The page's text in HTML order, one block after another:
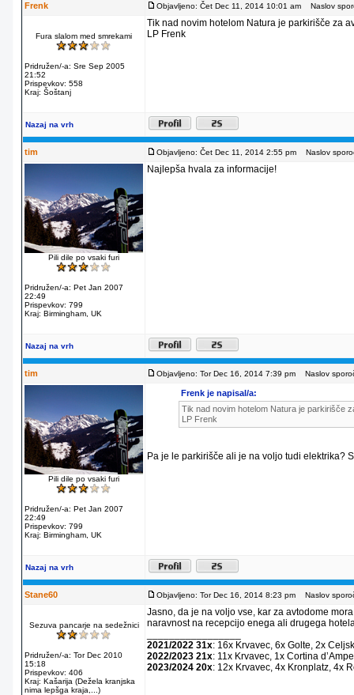
Frenk Objavljeno: Čet Dec 11, 2014 10:01 am Naslov
Fura slalom med smrekami
Pridružen/-a: Sre Sep 2005
21:52
Prispevkov: 558
Kraj: Šoštanj
Tik nad novim hotelom Natura je parkirišče za
LP Frenk
Nazaj na vrh
tim Objavljeno: Čet Dec 11, 2014 2:55 pm Naslov
Pili dile po vsaki furi
Pridružen/-a: Pet Jan 2007
22:49
Prispevkov: 799
Kraj: Birmingham, UK
Najlepša hvala za informacije!
Nazaj na vrh
tim Objavljeno: Tor Dec 16, 2014 7:39 pm Naslov
Pili dile po vsaki furi
Pridružen/-a: Pet Jan 2007
22:49
Prispevkov: 799
Kraj: Birmingham, UK
Frenk je napisal/a:
Tik nad novim hotelom Natura je parkirišče
LP Frenk
Pa je le parkirišče ali je na voljo tudi elektrika?
Nazaj na vrh
Stane60 Objavljeno: Tor Dec 16, 2014 8:23 pm Naslov
Sezuva pancarje na sedežnici
Pridružen/-a: Tor Dec 2010
15:18
Prispevkov: 406
Kraj: Kašarija (Dežela kranjska
nima lepšga kraja,...)
Jasno, da je na voljo vse, kar za avtodome
naravnost na recepcijo enega ali drugega
2021/2022 31x: 16x Krvavec, 6x Golte, 2x
2022/2023 21x: 11x Krvavec, 1x Cortina
2023/2024 20x: 12x Krvavec, 4x Kronplatz, 4x